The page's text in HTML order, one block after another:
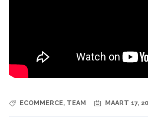
ECOMMERCE, TEAM MAART 17,